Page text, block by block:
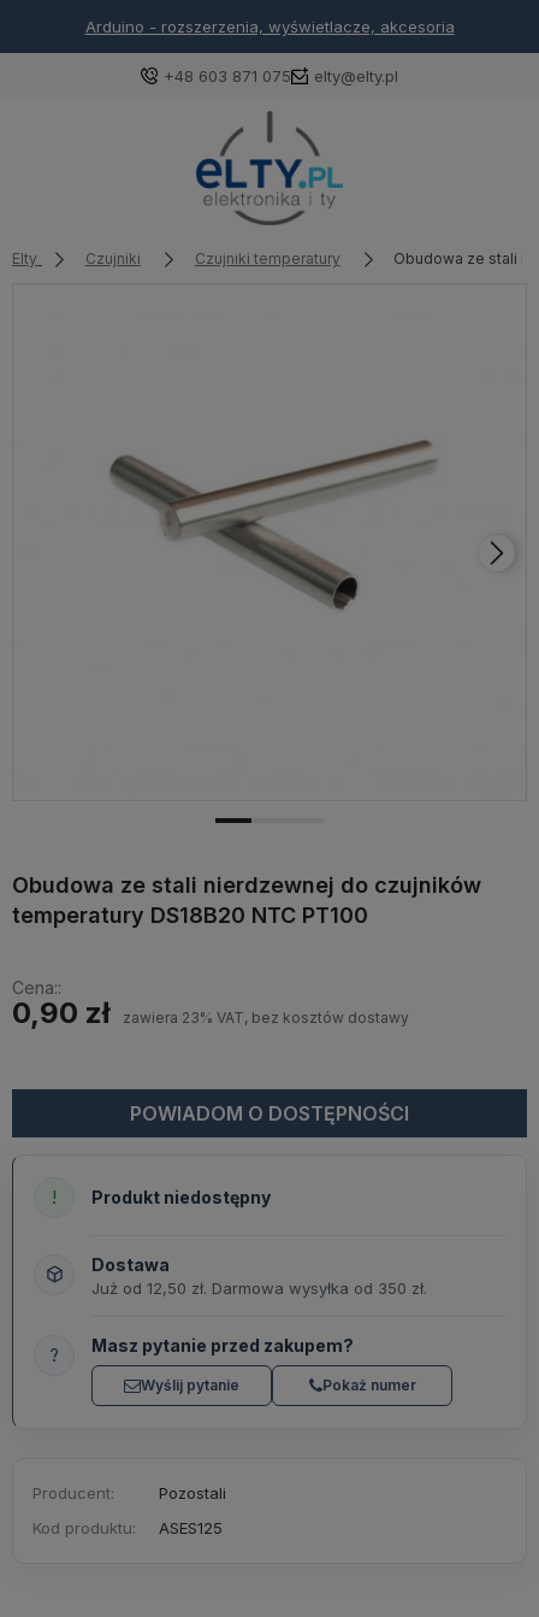
Arduino - rozszerzenia, wyświetlacze, akcesoria
+48 603 871 075 elty@elty.pl
Elty Czujniki Czujniki temperatury Obudowa ze stali
Obudowa ze stali nierdzewnej do czujników
temperatury DS18B20 NTC PT100
Cena::
0,90 zł zawiera 23% VAT, bez kosztów dostawy
POWIADOM O DOSTĘPNOŚCI
! Produkt niedostępny
Dostawa
Już od 12,50 zł. Darmowa wysyłka od 350 zł.
? Masz pytanie przed zakupem?
Wyślij pytanie Pokaż numer
Producent:
Pozostali
Kod produktu:
ASES125